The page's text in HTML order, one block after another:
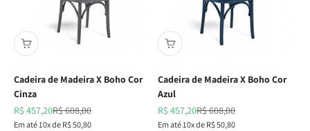
Cadeira de Madeira X Boho Cor
Cinza
Preço promocional
R$ 457,20Preço normal
R$ 608,00
Em até 10x de R$ 50,80
Cadeira de Madeira X Boho Cor
Azul
Preço promocional
R$ 457,20Preço normal
R$ 608,00
Em até 10x de R$ 50,80